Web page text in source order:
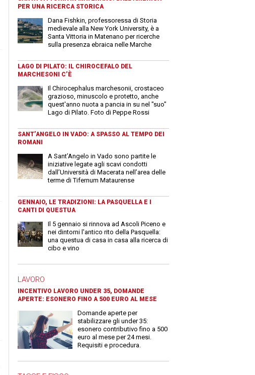
PER UNA RICERCA STORICA
Dana Fishkin, professoressa di Storia
medievale alla New York University, è a
Santa Vittoria in Matenano per ricerche
sulla presenza ebraica nelle Marche
LAGO DI PILATO: IL CHIROCEFALO DEL
MARCHESONI C’È
Il Chirocephalus marchesonii, crostaceo
grazioso, minuscolo e protetto, anche
quest'anno nuota a pancia in su nel "suo"
Lago di Pilato. Foto di Peppe Rossi
SANT’ANGELO IN VADO: A SPASSO AL TEMPO DEI
ROMANI
A Sant’Angelo in Vado sono partite le
iniziative legate agli scavi condotti
dall’Università di Macerata nell’area delle
terme di Tifernum Mataurense
GENNAIO, LE TRADIZIONI: LA PASQUELLA E I
CANTI DI QUESTUA
Il 5 gennaio si rinnova ad Ascoli Piceno e
nei dintorni l'antico rito della Pasquella:
una questua di casa in casa alla ricerca di
cibo e vino
LAVORO
INCENTIVO LAVORO UNDER 35, DOMANDE
APERTE: ESONERO FINO A 500 EURO AL MESE
Domande aperte per
stabilizzare gli under 35:
esonero contributivo fino a 500
euro al mese per 24 mesi.
Requisiti e procedura.